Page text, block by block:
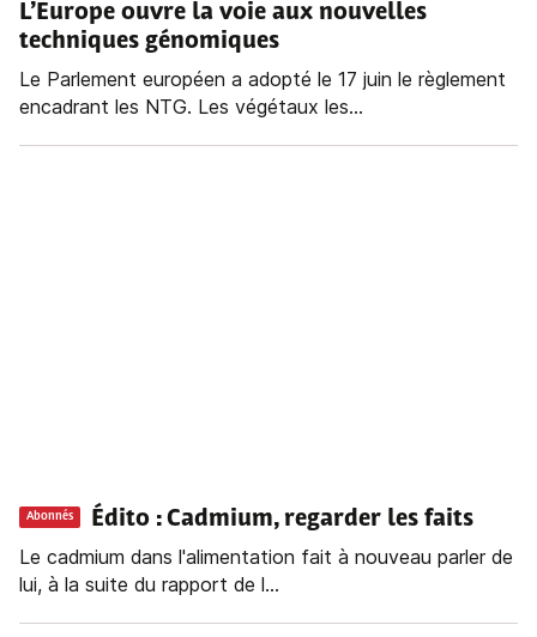
L’Europe ouvre la voie aux nouvelles
techniques génomiques
Le Parlement européen a adopté le 17 juin le règlement
encadrant les NTG. Les végétaux les...
Abonnés
Édito : Cadmium, regarder les faits
Le cadmium dans l'alimentation fait à nouveau parler de
lui, à la suite du rapport de l...